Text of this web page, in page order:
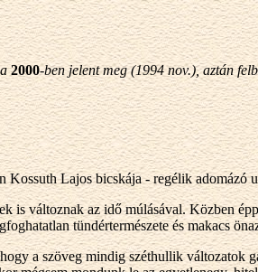
a2000-ben jelent meg (1994 nov.), aztán
Kossuth Lajos bicskája - regélik adomázó
is változnak az idő múlásával. Közben
tündértermészete és makacs
a szöveg mindig széthullik változatok